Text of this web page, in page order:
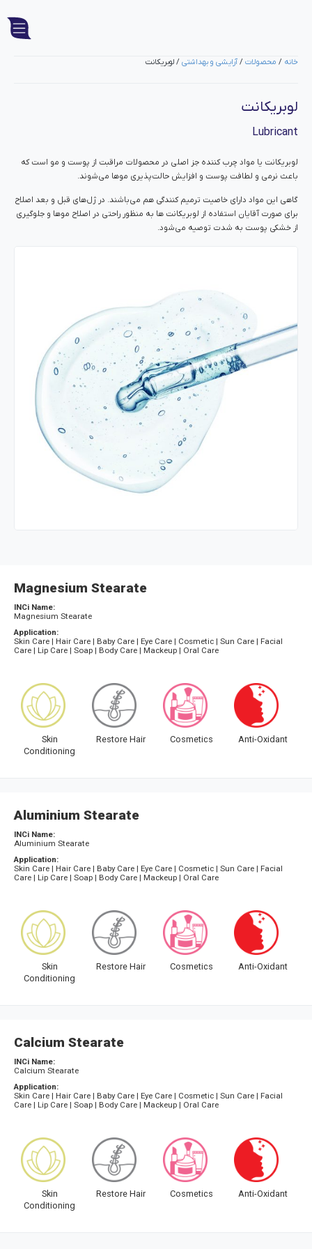
خانه/ محصولات/ آرایشی و بهداشتی/ لوبریکانت
لوبریکانت
Lubricant
لوبریکانت یا مواد چرب کننده جز اصلی در محصولات مراقبت از پوست و مو است که
باعث نرمی و لطافت پوست و افزایش حالت‌پذیری موها می‌شوند.
گاهی این مواد دارای خاصیت ترمیم کنندگی هم می‌باشند. در ژل‌های قبل و بعد اصلاح
برای صورت آقایان استفاده از لوبریکانت ها به منظور راحتی در اصلاح موها و جلوگیری
از خشکی پوست به شدت توصیه می‌شود.
Skin
Conditioning
Restore Hair Cosmetics Anti-Oxidant
Magnesium Stearate
INCi Name:
Magnesium Stearate
Application:
Skin Care | Hair Care | Baby Care | Eye Care | Cosmetic | Sun Care | Facial
Care | Lip Care | Soap | Body Care | Mackeup | Oral Care
Skin
Conditioning
Restore Hair Cosmetics Anti-Oxidant
Aluminium Stearate
INCi Name:
Aluminium Stearate
Application:
Skin Care | Hair Care | Baby Care | Eye Care | Cosmetic | Sun Care | Facial
Care | Lip Care | Soap | Body Care | Mackeup | Oral Care
Skin
Conditioning
Restore Hair Cosmetics Anti-Oxidant
Calcium Stearate
INCi Name:
Calcium Stearate
Application:
Skin Care | Hair Care | Baby Care | Eye Care | Cosmetic | Sun Care | Facial
Care | Lip Care | Soap | Body Care | Mackeup | Oral Care